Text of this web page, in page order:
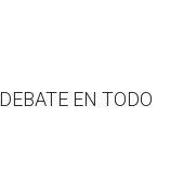
EN TODO